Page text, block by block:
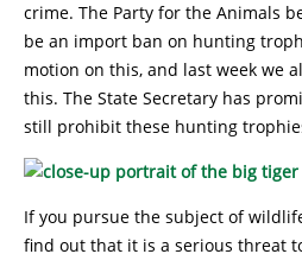
crime. The Party for the Animals
be an import ban on hunting
motion on this, and last week we
this. The State Secretary has
still prohibit these hunting
If you pursue the subject of
find out that it is a serious threat